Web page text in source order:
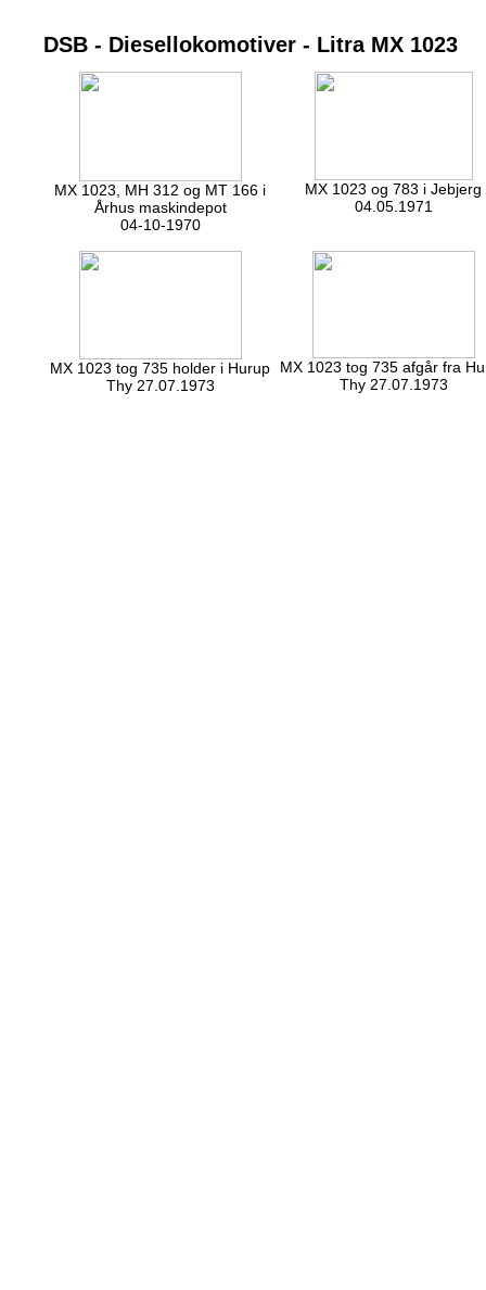
DSB - Diesellokomotiver - Litra MX 1023
MX 1023, MH 312 og MT 166 i
Århus maskindepot
04-10-1970
MX 1023 og 783 i Jebjerg
04.05.1971
MX 1023 tog 735 holder i Hurup
Thy 27.07.1973
MX 1023 tog 735 afgår fra
Thy 27.07.1973